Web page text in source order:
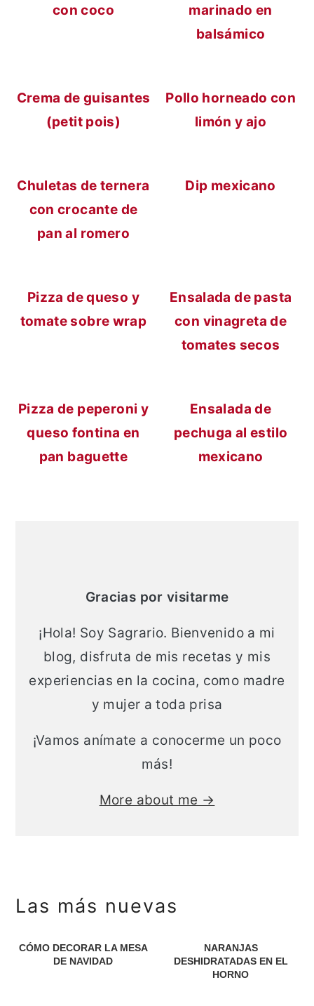
con coco
marinado en
balsámico
Crema de guisantes
(petit pois)
Pollo horneado con
limón y ajo
Chuletas de ternera
con crocante de
pan al romero
Dip mexicano
Pizza de queso y
tomate sobre wrap
Ensalada de pasta
con vinagreta de
tomates secos
Pizza de peperoni y
queso fontina en
pan baguette
Ensalada de
pechuga al estilo
mexicano
principalGracias por visitarme
¡Hola! Soy Sagrario. Bienvenido a mi
blog, disfruta de mis recetas y mis
experiencias en la cocina, como madre
y mujer a toda prisa
¡Vamos anímate a conocerme un poco
más!
More about me →
Las más nuevas
CÓMO DECORAR LA MESA
DE NAVIDAD
NARANJAS
DESHIDRATADAS EN EL
HORNO